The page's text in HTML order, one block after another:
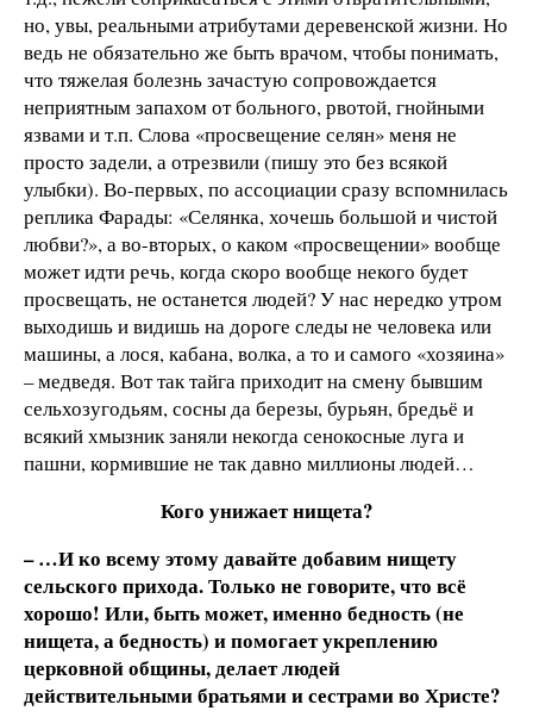
но, увы, реальными атрибутами деревенской жизни. Но
ведь не обязательно же быть врачом, чтобы понимать,
что тяжелая болезнь зачастую сопровождается
неприятным запахом от больного, рвотой, гнойными
язвами и т.п. Слова «просвещение селян» меня не
просто задели, а отрезвили (пишу это без всякой
улыбки). Во-первых, по ассоциации сразу вспомнилась
реплика Фарады: «Селянка, хочешь большой и чистой
любви?», а во-вторых, о каком «просвещении» вообще
может идти речь, когда скоро вообще некого будет
просвещать, не останется людей? У нас нередко утром
выходишь и видишь на дороге следы не человека или
машины, а лося, кабана, волка, а то и самого «хозяина»
– медведя. Вот так тайга приходит на смену бывшим
сельхозугодьям, сосны да березы, бурьян, бредьё и
всякий хмызник заняли некогда сенокосные луга и
пашни, кормившие не так давно миллионы людей…
Кого унижает нищета?
– …И ко всему этому давайте добавим нищету
сельского прихода. Только не говорите, что всё
хорошо! Или, быть может, именно бедность (не
нищета, а бедность) и помогает укреплению
церковной общины, делает людей
действительными братьями и сестрами во Христе?